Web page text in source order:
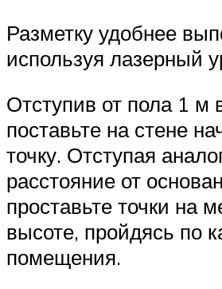
Разметку удобнее
используя лазерный
Отступив от пола 1 м
поставьте на стене
точку. Отступая
расстояние от
проставьте точки на
высоте, пройдясь по
помещения.